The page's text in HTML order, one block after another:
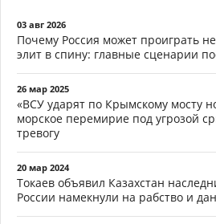
03 авг 2026
Почему Россия может проиграть
элит в спину: главные сценарии
26 мар 2025
«ВСУ ударят по Крымскому мосту
морское перемирие под угрозой
тревогу
20 мар 2024
Токаев объявил Казахстан
России намекнули на рабство и